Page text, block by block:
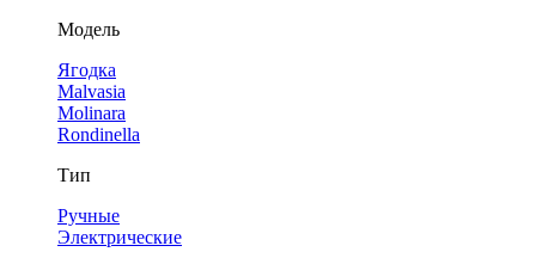
Модель
Ягодка
Malvasia
Molinara
Rondinella
Тип
Ручные
Электрические